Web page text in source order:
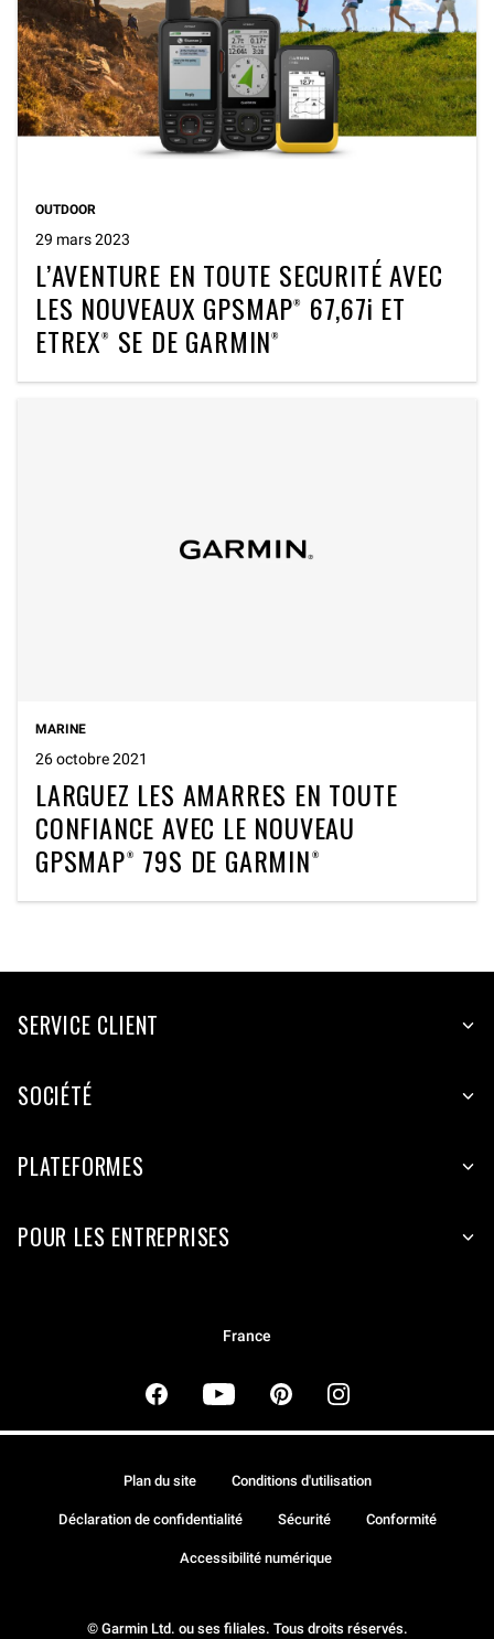
OUTDOOR
29 mars 2023
L’AVENTURE EN TOUTE SECURITÉ AVEC
LES NOUVEAUX GPSMAP® 67,67i ET
ETREX® SE DE GARMIN®
MARINE
26 octobre 2021
LARGUEZ LES AMARRES EN TOUTE
CONFIANCE AVEC LE NOUVEAU
GPSMAP® 79S DE GARMIN®
SERVICE CLIENT
SOCIÉTÉ
PLATEFORMES
POUR LES ENTREPRISES
France
© Garmin Ltd. ou ses filiales. Tous droits réservés.
Plan du site Conditions d'utilisation
Déclaration de confidentialité Sécurité Conformité
Accessibilité numérique